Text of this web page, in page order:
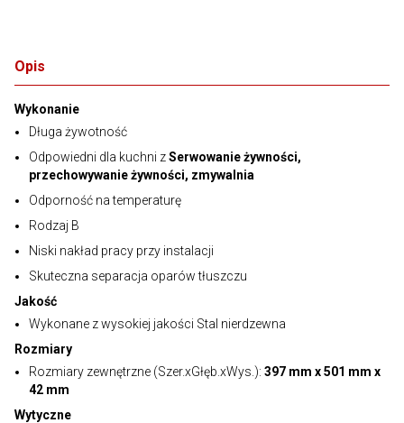
Opis
Wykonanie
Długa żywotność
Odpowiedni dla kuchni zSerwowanie żywności,
przechowywanie żywności, zmywalnia
Odporność na temperaturę
Rodzaj B
Niski nakład pracy przy instalacji
Skuteczna separacja oparów tłuszczu
Jakość
Wykonane z wysokiej jakości Stal nierdzewna
Rozmiary
Rozmiary zewnętrzne (Szer.xGłęb.xWys.): 397 mm x 501 mm x
42 mm
Wytyczne